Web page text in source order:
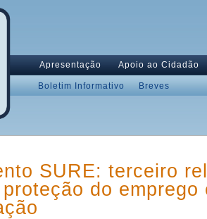
Apresentação Apoio ao Cidadão
Boletim Informativo Breves
SURE: terceiro
do emprego